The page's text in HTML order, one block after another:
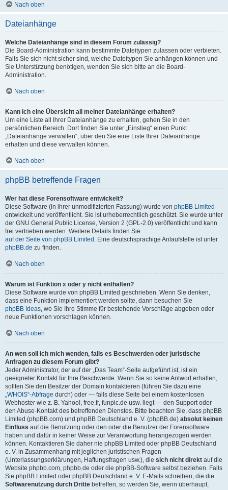
Nach oben
Dateianhänge
Welche Dateianhänge sind in diesem Forum zulässig?
Die Board-Administration kann bestimmte Dateitypen zulassen oder verbieten.
Falls Sie sich nicht sicher sind, welche Dateitypen Sie anhängen können und
Sie Unterstützung benötigen, wenden Sie sich bitte an die Board-
Administration.
Nach oben
Kann ich eine Übersicht all meiner Dateianhänge erhalten?
Um eine Liste all Ihrer Dateianhänge zu erhalten, gehen Sie in den
persönlichen Bereich. Dort finden Sie unter „Einstieg“ einen Punkt
„Dateianhänge verwalten“, über den Sie eine Liste Ihrer Dateianhänge
erhalten und diese verwalten können.
Nach oben
phpBB betreffende Fragen
Wer hat diese Forensoftware entwickelt?
Diese Software (in ihrer unmodifizierten Fassung) wurde von phpBB Limited
entwickelt und veröffentlicht. Sie ist urheberrechtlich geschützt. Sie wurde unter
der GNU General Public License, Version 2 (GPL-2.0) veröffentlicht und kann
frei vertrieben werden. Weitere Details finden Sie
auf der Seite von phpBB Limited . Eine deutschsprachige Anlaufstelle ist unter
phpBB.de zu finden.
Nach oben
Warum ist Funktion x oder y nicht enthalten?
Diese Software wurde von phpBB Limited geschrieben. Wenn Sie denken,
dass eine Funktion implementiert werden sollte, dann besuchen Sie
phpBB Ideas, wo Sie Ihre Stimme für bestehende Vorschläge abgeben oder
neue Funktionen vorschlagen können.
Nach oben
An wen soll ich mich wenden, falls es Beschwerden oder juristische
Anfragen zu diesem Forum gibt?
Jeder Administrator, der auf der „Das Team“-Seite aufgeführt ist, ist ein
geeigneter Kontakt für Ihre Beschwerde. Wenn Sie so keine Antwort erhalten,
sollten Sie den Besitzer der Domain kontaktieren (führen Sie dazu eine
„WHOIS“-Abfrage durch) oder — falls diese Seite bei einem kostenlosen
Webhoster wie z. B. Yahoo!, free.fr, funpic.de usw. liegt — den Support oder
den Abuse-Kontakt des betreffenden Dienstes. Bitte beachten Sie, dass phpBB
Limited (phpBB.com) und phpBB Deutschland e. V. (phpBB.de) absolut keinen
Einfluss auf die Benutzung oder den oder die Benutzer der Forensoftware
haben und dafür in keiner Weise zur Verantwortung herangezogen werden
können. Kontaktieren Sie daher nie phpBB Limited oder phpBB Deutschland
e. V. in Zusammenhang mit jeglichen juristischen Fragen
(Unterlassungserklärungen, Haftungsfragen usw.), die sich nicht direkt auf die
Website phpbb.com, phpbb.de oder die phpBB-Software selbst beziehen. Falls
Sie phpBB Limited oder phpBB Deutschland e. V. E-Mails schreiben, die die
Softwarenutzung durch Dritte betreffen, so werden Sie, wenn überhaupt,